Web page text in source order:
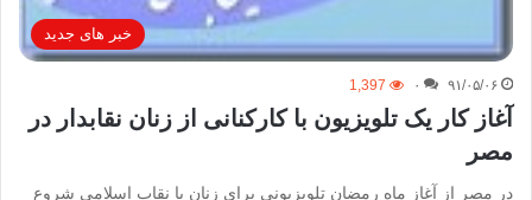
خبر های جدید
۹۱/۰۵/۰۶ ۰ 1,397
آغاز کار یک تلویزیون با کارکنانی از زنان نقابدار در
مصر
در مصر از آغاز ماه رمضان تلویزیونی برای زنان با نقاب اسلامی شروع